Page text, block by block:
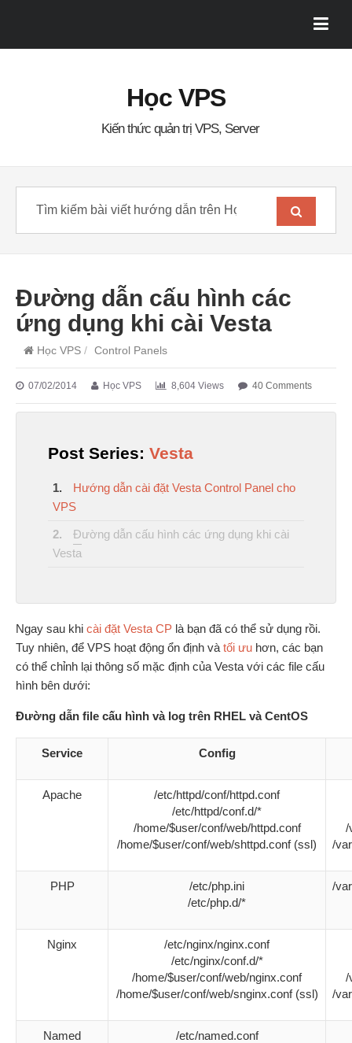
Học VPS
Kiến thức quản trị VPS, Server
Đường dẫn cấu hình các
ứng dụng khi cài Vesta
Học VPS / Control Panels
07/02/2014 Học VPS 8,604 Views 40 Comments
Post Series: Vesta
1.
Hướng dẫn cài đặt Vesta Control Panel cho
VPS
2.
Đường dẫn cấu hình các ứng dụng khi cài
Vesta
Ngay sau khi cài đặt Vesta CP là bạn đã có thể sử dụng rồi.
Tuy nhiên, để VPS hoạt động ổn định và tối ưu hơn, các bạn
có thể chỉnh lại thông số mặc định của Vesta với các file cấu
hình bên dưới:
Đường dẫn file cấu hình và log trên RHEL và CentOS
Service Config
Apache
/etc/httpd/conf/httpd.conf
/etc/httpd/conf.d/*
/home/$user/conf/web/httpd.conf
/home/$user/conf/web/shttpd.conf (ssl)
/
/
PHP
/etc/php.ini
/etc/php.d/*
/
Nginx
/etc/nginx/nginx.conf
/etc/nginx/conf.d/*
/home/$user/conf/web/nginx.conf
/home/$user/conf/web/snginx.conf (ssl)
/
/
Named
/etc/named.conf